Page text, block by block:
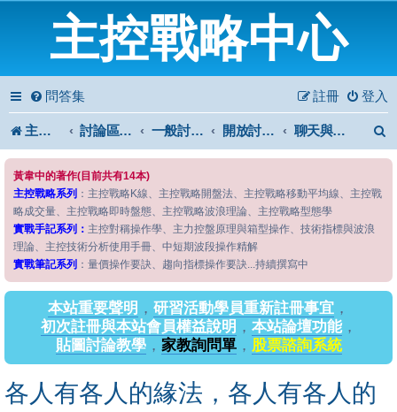
主控戰略中心
問答集 登入
註冊
主控戰略中心 討論區首頁 一般討論區 開放討論區 聊天與發問
黃韋中的著作(目前共有14本)
主控戰略系列 ：主控戰略K線、主控戰略開盤法、主控戰略移動平均線、主控戰
略成交量、主控戰略即時盤態、主控戰略波浪理論、主控戰略型態學
實戰手記系列： 主控對稱操作學、主力控盤原理與箱型操作、技術指標與波浪
理論、主控技術分析使用手冊、中短期波段操作精解
實戰筆記系列 ：量價操作要訣、趨向指標操作要訣...持續撰寫中
本站重要聲明 ， 研習活動學員重新註冊事宜 ，
初次註冊與本站會員權益說明 ， 本站論壇功能，
貼圖討論教學， 家教詢問單， 股票諮詢系統
各人有各人的緣法，各人有各人的